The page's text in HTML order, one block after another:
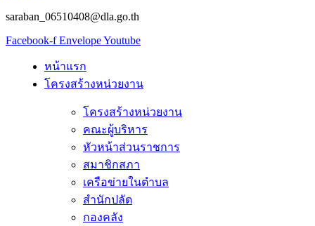
saraban_06510408@dla.go.th
Facebook-f EnvelopeYoutube
หน้าแรก
โครงสร้างหน่วยงาน
โครงสร้างหน่วยงาน
คณะผู้บริหาร
หัวหน้าส่วนราชการ
สมาชิกสภา
เครือข่ายในตำบล
สำนักปลัด
กองคลัง